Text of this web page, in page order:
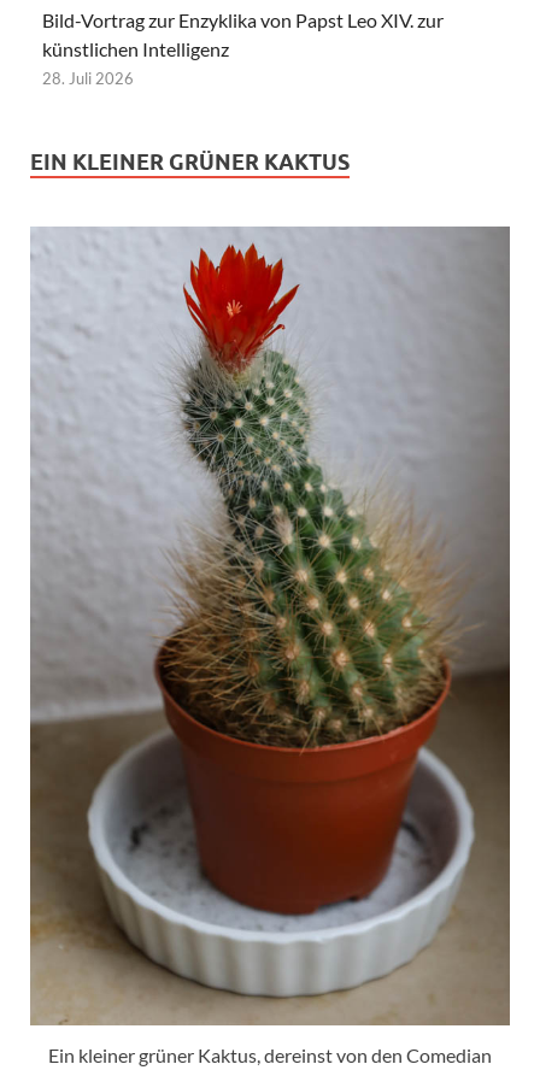
Bild-Vortrag zur Enzyklika von Papst Leo XIV. zur
künstlichen Intelligenz
28. Juli 2026
EIN KLEINER GRÜNER KAKTUS
Ein kleiner grüner Kaktus, dereinst von den Comedian